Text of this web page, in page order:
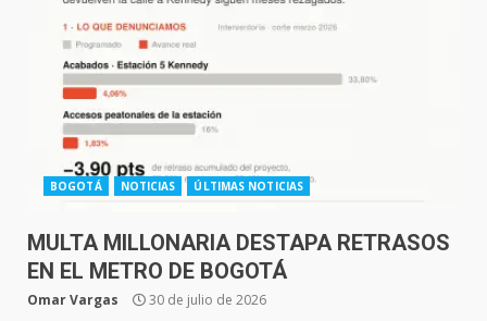
BOGOTÁ NOTICIAS ÚLTIMAS NOTICIAS
MULTA MILLONARIA DESTAPA RETRASOS
EN EL METRO DE BOGOTÁ
Omar Vargas 30 de julio de 2026